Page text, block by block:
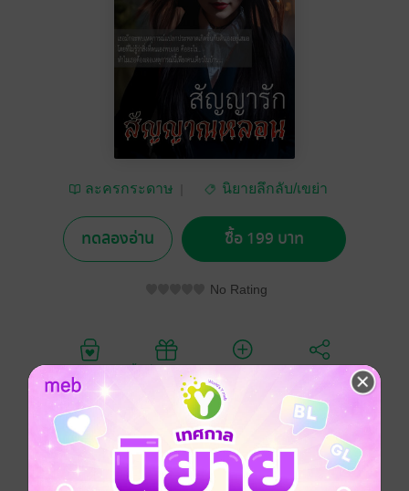
ละครกระดาษ
นิยายลึกลับ/เขย่า
ทดลองอ่าน ซื้อ 199 บาท
No Rating
อยากได้ ซื้อเป็นของขวัญ แชร์
"เจน" - สาวน้อยวัย 21 ปี นักศึกษาคณะอักษรศาสตร์ เอก
ภาษาอังกฤษ ปี 4 เธอเป็นผู้หญิงหน้าตาสวย, น่ารักและรูป
ร่างดีมาก แต่เลือกที่จะใส่เสื้อนักศึกษาตัวใหญ่ๆ หลวมๆ